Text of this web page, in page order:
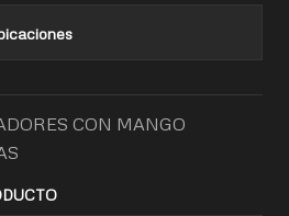
CON MANGO